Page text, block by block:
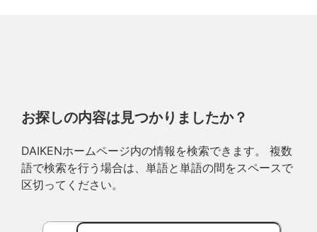
お探しの内容は見つかりましたか？
DAIKENホームページ内の情報を検索できます。 複数
語で検索を行う場合は、単語と単語の間をスペースで
区切ってください。